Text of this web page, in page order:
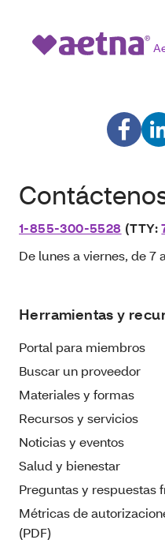
1-855-300-5528 (TTY:
De lunes a viernes, de 7
Herramientas y
Portal para miembros
Buscar un proveedor
Materiales y formas
Recursos y servicios
Noticias y eventos
Salud y bienestar
Preguntas y respuestas
Métricas de
(PDF)